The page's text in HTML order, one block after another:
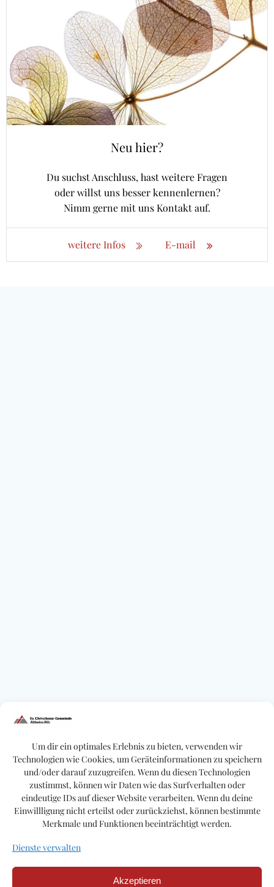
Um dir ein optimales Erlebnis zu bieten, verwenden wir
Technologien wie Cookies, um Geräteinformationen zu speichern
und/oder darauf zuzugreifen. Wenn du diesen Technologien
zustimmst, können wir Daten wie das Surfverhalten oder
eindeutige IDs auf dieser Website verarbeiten. Wenn du deine
Einwillligung nicht erteilst oder zurückziehst, können bestimmte
Merkmale und Funktionen beeinträchtigt werden.
Dienste verwalten
Akzeptieren
Neu hier?
Du suchst Anschluss, hast weitere Fragen
oder willst uns besser kennenlernen?
Nimm gerne mit uns Kontakt auf.
weitere Infos E-mail